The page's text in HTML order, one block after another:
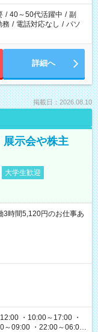
/ 40～50代活躍中 / 副
務 / 電話対応なし / パソ
詳細へ
掲載日：2026.08.10
展示会や株主
大学生歓迎
時間5,120円のお仕事あ
・10:00～17:00 ・
～09:00 ・22:00～06:00